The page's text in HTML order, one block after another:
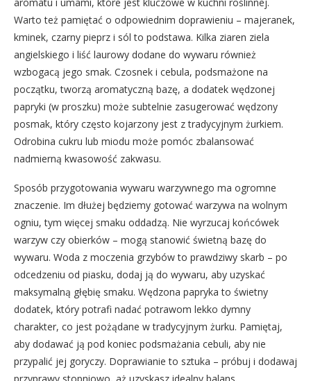
Warto też pamiętać o odpowiednim doprawieniu – majeranek,
kminek, czarny pieprz i sól to podstawa. Kilka ziaren ziela
angielskiego i liść laurowy dodane do wywaru również
wzbogacą jego smak. Czosnek i cebula, podsmażone na
początku, tworzą aromatyczną bazę, a dodatek wędzonej
papryki (w proszku) może subtelnie zasugerować wędzony
posmak, który często kojarzony jest z tradycyjnym żurkiem.
Odrobina cukru lub miodu może pomóc zbalansować
nadmierną kwasowość zakwasu.
Sposób przygotowania wywaru warzywnego ma ogromne
znaczenie. Im dłużej będziemy gotować warzywa na wolnym
ogniu, tym więcej smaku oddadzą. Nie wyrzucaj końcówek
warzyw czy obierków – mogą stanowić świetną bazę do
wywaru. Woda z moczenia grzybów to prawdziwy skarb – po
odcedzeniu od piasku, dodaj ją do wywaru, aby uzyskać
maksymalną głębię smaku. Wędzona papryka to świetny
dodatek, który potrafi nadać potrawom lekko dymny
charakter, co jest pożądane w tradycyjnym żurku. Pamiętaj,
aby dodawać ją pod koniec podsmażania cebuli, aby nie
przypalić jej goryczy. Doprawianie to sztuka – próbuj i dodawaj